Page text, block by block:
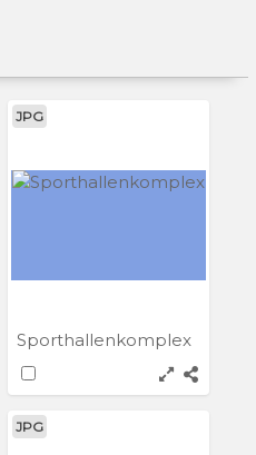
JPG
Sporthallenkomplex
JPG